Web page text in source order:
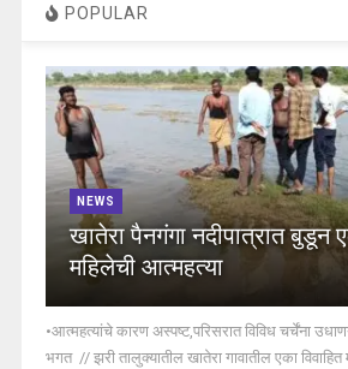
POPULAR
NEWS
खातेरा पैनगंगा नदीपात्रात बुडून
महिलेची आत्महत्या
•आत्महत्यांचे कारण अस्पष्ट,परिसरात विविध चर्चेंना
भगत // झरी तालुक्यातील खातेरा गावातील एका विवाहित